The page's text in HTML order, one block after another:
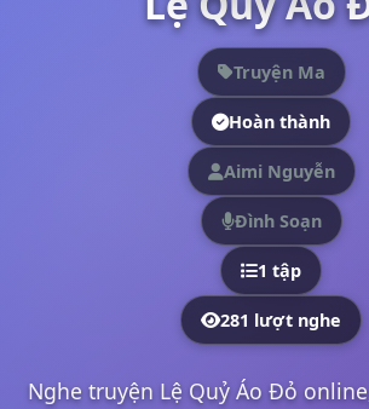
Truyện Ma
Hoàn thành
Aimi Nguyễn
Đình Soạn
1 tập
281 lượt nghe
Nghe truyện Lệ Quỷ Áo Đỏ